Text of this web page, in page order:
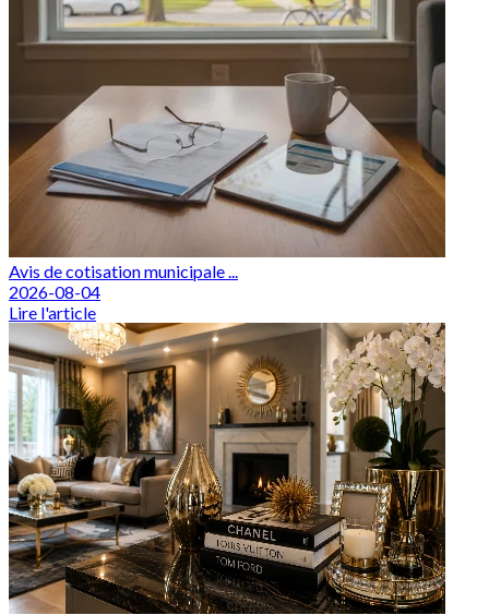
Avis de cotisation municipale ...
2026-08-04
Lire l'article